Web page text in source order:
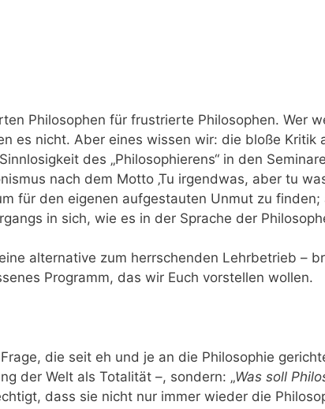
Philosophen für frustrierte Philosophen. Wer
es nicht. Aber eines wissen wir: die bloße
des „Philosophierens“ in den
nach dem Motto ‚Tu irgendwas, aber tu
für den eigenen aufgestauten Unmut zu
in sich, wie es in der Sprache der
alternative zum herrschenden Lehrbetrieb –
Programm, das wir Euch vorstellen wollen.
die seit eh und je an die Philosophie
der Welt als Totalität –, sondern: „Was soll
dass sie nicht nur immer wieder die